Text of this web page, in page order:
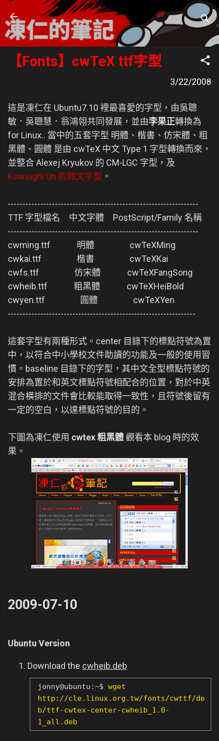
跳到主要內容
凍仁的筆記
- https://note.drx.tw
【Fonts】cwTeX ttf字型
3/22/2008
這是凍仁在 Ubuntu7.10 裡最喜愛的字型，由吳聰
敏．吳聰慧．翁鴻翎共同發展，並由李果正轉換為
for Linux.. 當中的五套字型 明體、楷書、仿宋體、粗
黑體、圓體 是由 cwTeX 中文 Type 1 字型轉換而來，
並整合 Alexej Kryukov 的 CM-LGC 字型，及
Koanughi Un 的韓文字型 。
-----------------------------------------------------------------
TTF 字型檔名 中文字體 PostScript/Family 名稱
-----------------------------------------------------------------
cwming.ttf 明體 cwTeXMing
cwkai.ttf 楷書 cwTeXKai
cwfs.ttf 仿宋體 cwTeXFangSong
cwheib.ttf 粗黑體 cwTeXHeiBold
cwyen.ttf 圓體 cwTeXYen
----------------------------------------------------------------
這套字型有兩種形式。center 目錄下的標點符號為置
中，以符合中小學校文件助讀的功能及一般的使用習
慣。baseline 目錄下的字型，其中文全型標點符號的
安排為置於和英文標點符號相配合的位置，對於中英
混合橫排的文件會比較能取得一致性，且符號後留有
一定的空白，以達標點符號的目的。
下圖為凍仁使用 cwtex 粗黑體觀看本 blog 時的效
果。
2009-07-10
Ubuntu Version
Download the cwheib.deb
jonny@ubuntu:~$ wget
http://cle.linux.org.tw/fonts/cwttf/de
b/ttf-cwtex-center-cwheib_1.0-
1_all.deb